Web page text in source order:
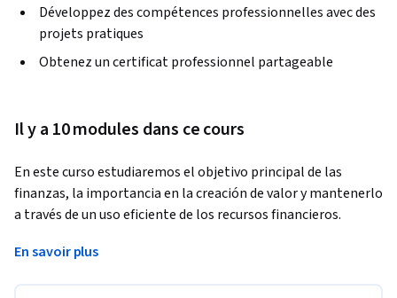
Développez des compétences professionnelles avec des
projets pratiques
Obtenez un certificat professionnel partageable
Il y a 10 modules dans ce cours
En este curso estudiaremos el objetivo principal de las
finanzas, la importancia en la creación de valor y mantenerlo
a través de un uso eficiente de los recursos financieros.
Además, incluiremos algunas herramientas básicas que te
permitirán crear un plan financiero con el que podrás
En savoir plus